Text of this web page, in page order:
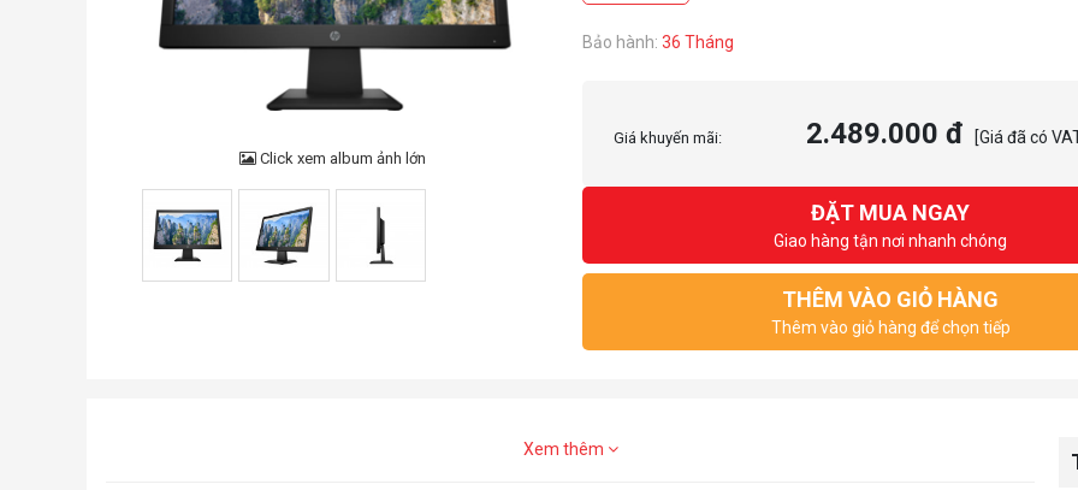
Click xem album ảnh lớn
Bảo hành: 36 Tháng
Giá khuyến mãi: 2.489.000 đ [Giá đã có
ĐẶT MUA NGAY
Giao hàng tận nơi nhanh chóng
THÊM VÀO GIỎ HÀNG
Thêm vào giỏ hàng để chọn tiếp
Xem thêm